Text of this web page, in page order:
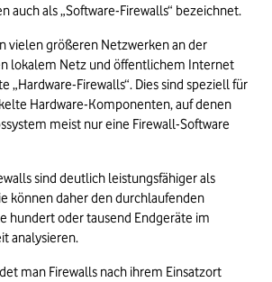
auch als „Software-Firewalls“ bezeichnet.
vielen größeren Netzwerken an der
lokalem Netz und öffentlichem Internet
„Hardware-Firewalls“. Dies sind speziell für
Hardware-Komponenten, auf denen
meist nur eine Firewall-Software
sind deutlich leistungsfähiger als
können daher den durchlaufenden
hundert oder tausend Endgeräte im
analysieren.
man Firewalls nach ihrem Einsatzort